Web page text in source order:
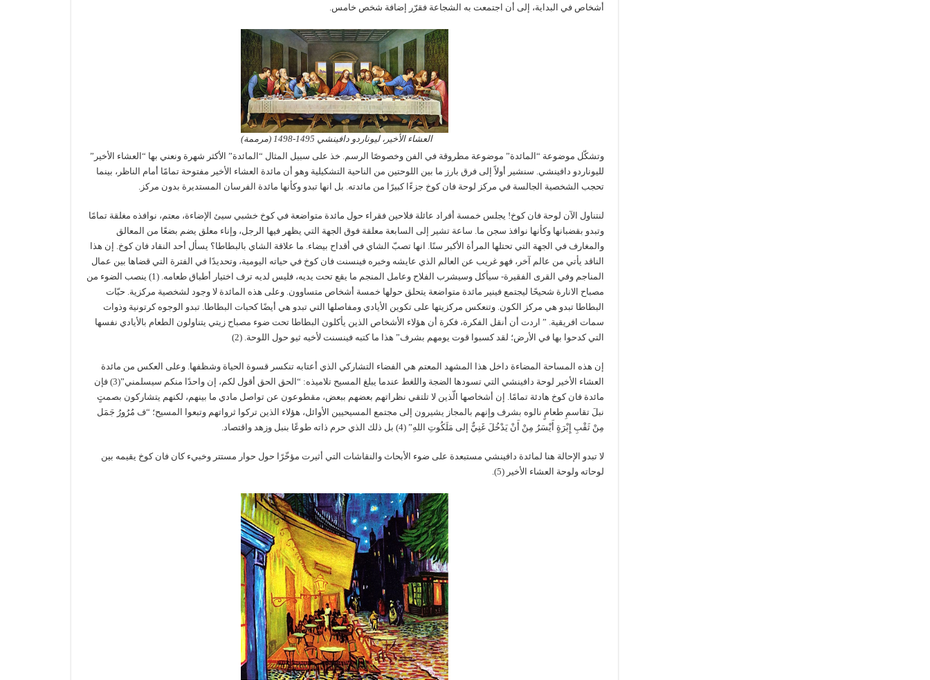
أشخاص في البداية، إلى أن اجتمعت به الشجاعة فقرّر إضافة شخص خامس.
العشاء الأخير، ليوناردو دافينشي 1495-1498 (مرممة)
وتشكّل موضوعة “المائدة” موضوعة مطروقة في الفن وخصوصًا الرسم. خذ على سبيل المثال “المائدة” الأكثر شهرة ونعني بها “العشاء الأخير”
لليوناردو دافينشي. سنشير أولاً إلى فرق بارز ما بين اللوحتين من الناحية التشكيلية وهو أن مائدة العشاء الأخير مفتوحة تمامًا أمام الناظر، بينما
تحجب الشخصية الجالسة في مركز لوحة فان كوخ جزءًا كبيرًا من مائدته. بل انها تبدو وكأنها مائدة الفرسان المستديرة بدون مركز.
لنتناول الآن لوحة فان كوخ! يجلس خمسة أفراد عائلة فلاحين فقراء حول مائدة متواضعة في كوخ خشبي سيئ الإضاءة، معتم، نوافذه مغلقة تمامًا
وتبدو بقضبانها وكأنها نوافذ سجن ما. ساعة تشير إلى السابعة معلقة فوق الجهة التي يظهر فيها الرجل، وإناء معلق يضم بضعًا من المعالق
والمغارف في الجهة التي تحتلها المرأة الأكبر سنًا. انها تصبّ الشاي في أقداح بيضاء. ما علاقة الشاي بالبطاطا؟ يسأل أحد النقاد فان كوخ. إن هذا
الناقد يأتي من عالم آخر، فهو غريب عن العالم الذي عايشه وخبره فينسنت فان كوخ في حياته اليومية، وتحديدًا في الفترة التي قضاها بين عمال
المناجم وفي القرى الفقيرة- سيأكل وسيشرب الفلاح وعامل المنجم ما يقع تحت يديه، فليس لديه ترف اختيار أطباق طعامه. (1) ينصب الضوء من
مصباح الانارة شحيحًا ليجتمع فينير مائدة متواضعة يتحلق حولها خمسة أشخاص متساوون. وعلى هذه المائدة لا وجود لشخصية مركزية. حبّات
البطاطا تبدو هي مركز الكون. وتنعكس مركزيتها على تكوين الأيادي ومفاصلها التي تبدو هي أيضًا كحبات البطاطا. تبدو الوجوه كرتونية وذوات
سمات افريقية. ” اردت أن أنقل الفكرة، فكرة أن هؤلاء الأشخاص الذين يأكلون البطاطا تحت ضوء مصباح زيتي يتناولون الطعام بالأيادي نفسها
التي كدحوا بها في الأرض؛ لقد كسبوا قوت يومهم بشرف” هذا ما كتبه فينسنت لأخيه ثيو حول اللوحة. (2)
إن هذه المساحة المضاءة داخل هذا المشهد المعتم هي الفضاء التشاركي الذي أعتابه تنكسر قسوة الحياة وشظفها. وعلى العكس من مائدة
العشاء الأخير لوحة دافينشي التي تسودها الضجة واللغط عندما يبلغ المسيح تلاميذه: “الحق الحق أقول لكم، إن واحدًا منكم سيسلمني”(3) فإن
مائدة فان كوخ هادئة تمامًا. إن أشخاصها الّذين لا تلتقي نظراتهم بعضهم ببعض، مقطوعون عن تواصل مادي ما بينهم، لكنهم يتشاركون بصمتٍ
نبلَ تقاسمِ طعامٍ نالوه بشرف وإنهم بالمجاز يشيرون إلى مجتمع المسيحيين الأوائل، هؤلاء الذين تركوا ثرواتهم وتبعوا المسيح؛ “ف مُرُورُ جَمَل
مِنْ ثَقْبِ إِبْرَةٍ أَيْسَرُ مِنْ أَنْ يَدْخُلَ غَنِيٌّ إلى مَلَكُوتِ اللهِ” (4) بل ذلك الذي حرم ذاته طوعًا بنبل وزهد واقتصاد.
لا تبدو الإحالة هنا لمائدة دافينشي مستبعدة على ضوء الأبحاث والنقاشات التي أثيرت مؤخّرًا حول حوار مستتر وخبيء كان فان كوخ يقيمه بين
لوحاته ولوحة العشاء الأخير (5).